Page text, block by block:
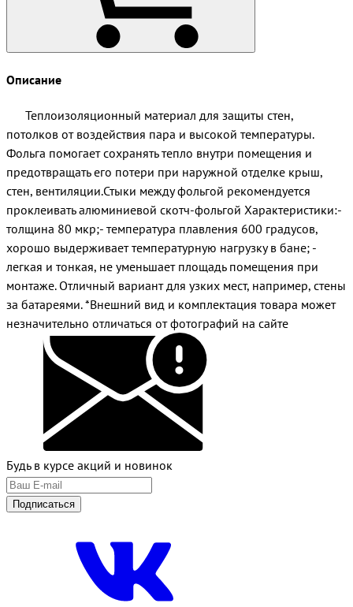
Описание
Теплоизоляционный материал для защиты стен,
потолков от воздействия пара и высокой температуры.
Фольга помогает сохранять тепло внутри помещения и
предотвращать его потери при наружной отделке крыш,
стен, вентиляции.Стыки между фольгой рекомендуется
проклеивать алюминиевой скотч-фольгой Характеристики:-
толщина 80 мкр;- температура плавления 600 градусов,
хорошо выдерживает температурную нагрузку в бане; -
легкая и тонкая, не уменьшает площадь помещения при
монтаже. Отличный вариант для узких мест, например, стены
за батареями. *Внешний вид и комплектация товара может
незначительно отличаться от фотографий на сайте
Будь в курсе акций и новинок
Подписаться